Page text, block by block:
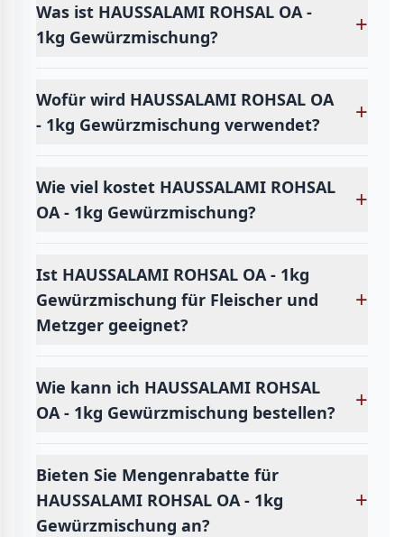
Was ist HAUSSALAMI ROHSAL OA -
1kg Gewürzmischung?
+
Wofür wird HAUSSALAMI ROHSAL OA
- 1kg Gewürzmischung verwendet?
+
Wie viel kostet HAUSSALAMI ROHSAL
OA - 1kg Gewürzmischung?
+
Ist HAUSSALAMI ROHSAL OA - 1kg
Gewürzmischung für Fleischer und
Metzger geeignet?
+
Wie kann ich HAUSSALAMI ROHSAL
OA - 1kg Gewürzmischung bestellen?
+
Bieten Sie Mengenrabatte für
HAUSSALAMI ROHSAL OA - 1kg
Gewürzmischung an?
+